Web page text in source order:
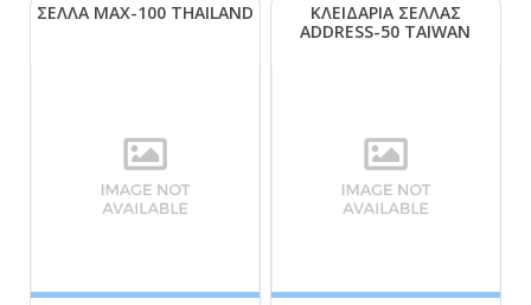
ΣΕΛΛΑ ΜΑΧ-100 ΤΗΑΙLΑΝD
ΚΛΕΙΔΑΡΙΑ ΣΕΛΛΑΣ
ΑDDRΕSS-50 ΤΑΙWΑΝ